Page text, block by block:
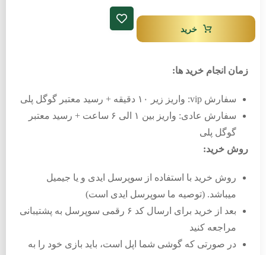
خرید
زمان انجام خرید ها:
سفارش vip: واریز زیر ۱۰ دقیقه + رسید معتبر گوگل پلی
سفارش عادی: واریز بین ۱ الی ۶ ساعت + رسید معتبر
گوگل پلی
روش خرید:
روش خرید با استفاده از سوپرسل ایدی و یا جیمیل
میباشد. (توصیه ما سوپرسل ایدی است)
بعد از خرید برای ارسال کد ۶ رقمی سوپرسل به پشتیبانی
مراجعه کنید
در صورتی که گوشی شما اپل است، باید بازی خود را به